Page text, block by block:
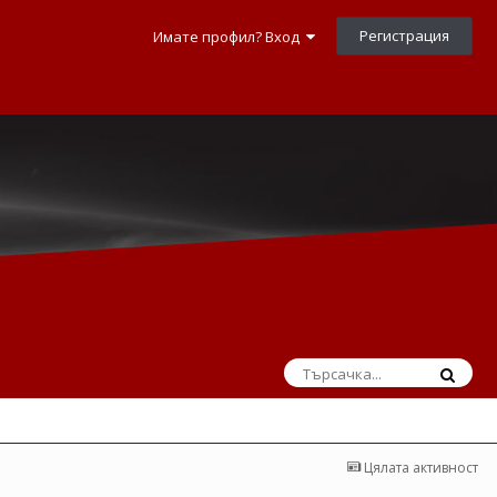
Имате профил? Вход Регистрация
Цялата активност